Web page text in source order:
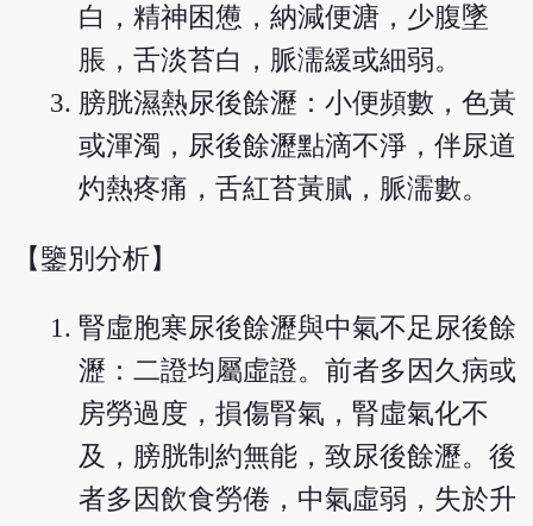
白，精神困憊，納減便溏，少腹墜
脹，舌淡苔白，脈濡緩或細弱。
膀胱濕熱尿後餘瀝：小便頻數，色黃
或渾濁，尿後餘瀝點滴不淨，伴尿道
灼熱疼痛，舌紅苔黃膩，脈濡數。
【鑒別分析】
腎虛胞寒尿後餘瀝與中氣不足尿後餘
瀝：二證均屬虛證。前者多因久病或
房勞過度，損傷腎氣，腎虛氣化不
及，膀胱制約無能，致尿後餘瀝。後
者多因飲食勞倦，中氣虛弱，失於升